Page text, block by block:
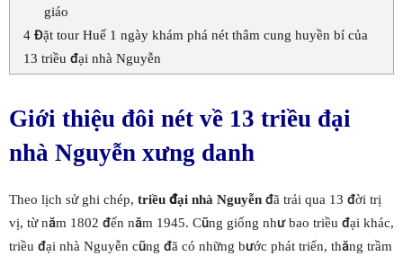
giáo
4 Đặt tour Huế 1 ngày khám phá nét thâm cung huyền bí của
13 triều đại nhà Nguyễn
Giới thiệu đôi nét về 13 triều đại
nhà Nguyễn xưng danh
Theo lịch sử ghi chép, triều đại nhà Nguyễn đã trải qua 13 đời trị
vị, từ năm 1802 đến năm 1945. Cũng giống như bao triều đại khác,
triều đại nhà Nguyễn cũng đã có những bước phát triển, thăng trầm